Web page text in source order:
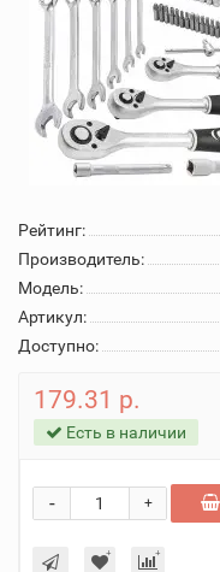
Рейтинг:
Производитель:
Модель:
Артикул:
Доступно:
179.31 р.
Есть в наличии
+
-